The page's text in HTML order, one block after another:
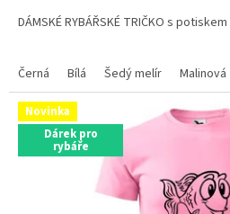
DÁMSKÉ RYBÁŘSKÉ TRIČKO s
Černá Bílá Šedý melír Malinová
Novinka
Dárek pro
rybáře